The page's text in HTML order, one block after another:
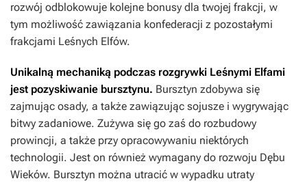
rozwój odblokowuje kolejne bonusy dla twojej frakcji, w
tym możliwość zawiązania konfederacji z pozostałymi
frakcjami Leśnych Elfów.
Unikalną mechaniką podczas rozgrywki Leśnymi Elfami
jest pozyskiwanie bursztynu. Bursztyn zdobywa się
zajmując osady, a także zawiązując sojusze i wygrywając
bitwy zadaniowe. Zużywa się go zaś do rozbudowy
prowincji, a także przy opracowywaniu niektórych
technologii. Jest on również wymagany do rozwoju Dębu
Wieków. Bursztyn można utracić w wypadku utraty